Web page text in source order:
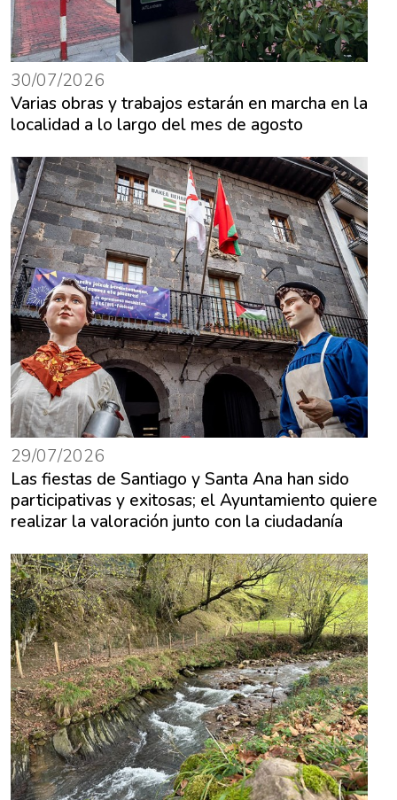
30/07/2026
Varias obras y trabajos estarán en marcha en la
localidad a lo largo del mes de agosto
29/07/2026
Las fiestas de Santiago y Santa Ana han sido
participativas y exitosas; el Ayuntamiento quiere
realizar la valoración junto con la ciudadanía